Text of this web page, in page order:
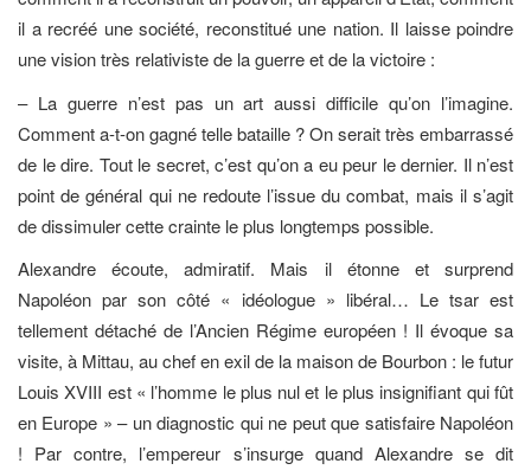
il a recréé une société, reconstitué une nation. Il laisse poindre
une vision très relativiste de la guerre et de la victoire :
– La guerre n’est pas un art aussi difficile qu’on l’imagine.
Comment a-t-on gagné telle bataille ? On serait très embarrassé
de le dire. Tout le secret, c’est qu’on a eu peur le dernier. Il n’est
point de général qui ne redoute l’issue du combat, mais il s’agit
de dissimuler cette crainte le plus longtemps possible.
Alexandre écoute, admiratif. Mais il étonne et surprend
Napoléon par son côté « idéologue » libéral… Le tsar est
tellement détaché de l’Ancien Régime européen ! Il évoque sa
visite, à Mittau, au chef en exil de la maison de Bourbon : le futur
Louis XVIII est « l’homme le plus nul et le plus insignifiant qui fût
en Europe » – un diagnostic qui ne peut que satisfaire Napoléon
! Par contre, l’empereur s’insurge quand Alexandre se dit